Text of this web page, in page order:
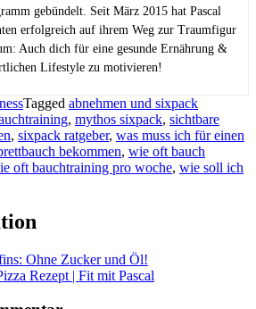
gebündelt. Seit März 2015 hat Pascal
erfolgreich auf ihrem Weg zur Traumfigur
Auch dich für eine gesunde Ernährung &
Lifestyle zu motivieren!
Tagged abnehmen und sixpack
, mythos sixpack, sichtbare
, sixpack ratgeber, was muss ich für einen
bekommen, wie oft bauch
oft bauchtraining pro woche, wie soll ich
Ohne Zucker und Öl!
Rezept | Fit mit Pascal